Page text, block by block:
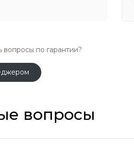
по гарантии?
вопросы